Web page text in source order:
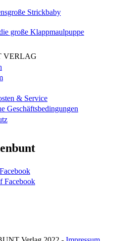
Strickbaby
große Klappmaulpuppe
VERLAG
& Service
Geschäftsbedingungen
Facebook